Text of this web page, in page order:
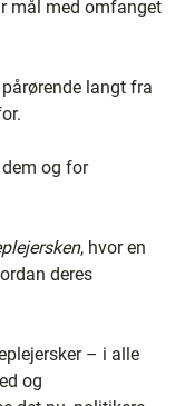
mål med omfanget
langt fra
og for
, hvor en
deres
– i alle
og